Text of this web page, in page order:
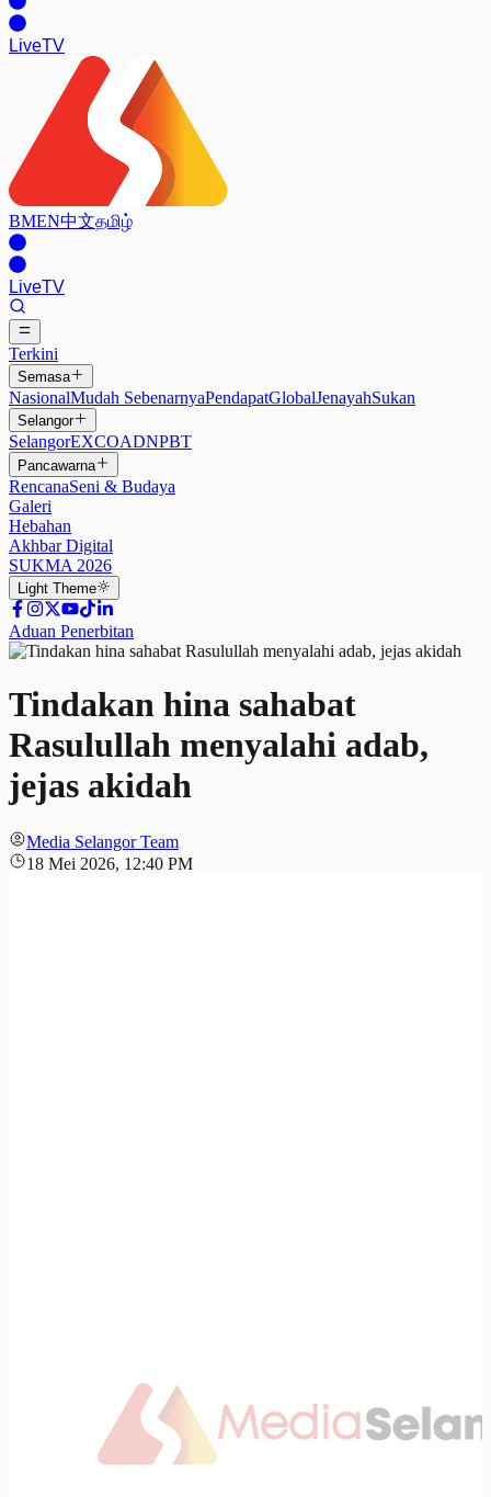
LiveTV
BMEN中文தமிழ்
LiveTV
Terkini
Semasa
NasionalMudah SebenarnyaPendapatGlobalJenayahSukan
Selangor
SelangorEXCOADNPBT
Pancawarna
RencanaSeni & Budaya
Galeri
Hebahan
Akhbar Digital
SUKMA 2026
Light Theme
Aduan Penerbitan
Tindakan hina sahabat
Rasulullah menyalahi adab,
jejas akidah
Media Selangor Team
18 Mei 2026, 12:40 PM